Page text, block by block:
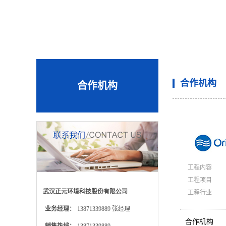
合作机构
武汉正元环境科技股份有限公司
业务经理： 13871339889 张经理
合作机构
工程内容
工程项目
工程行业
合作机构